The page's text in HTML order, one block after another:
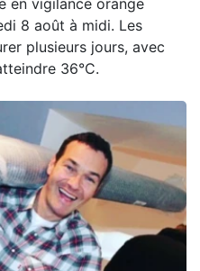
8 août à midi. Les
plusieurs jours, avec
36°C.